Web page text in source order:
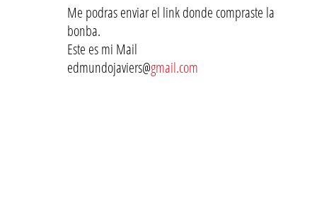
Me podras enviar el link donde compraste la
bonba.
Este es mi Mail
edmundojaviers@gmail.com